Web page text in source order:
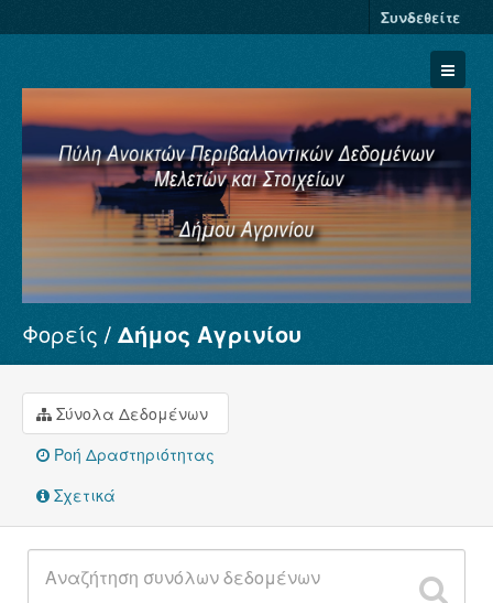
Συνδεθείτε
Σύνολα Δεδομένων
Φορείς
Ομάδες
Σχετικά
Φορείς Δήμος Αγρινίου
Σύνολα Δεδομένων
Ροή Δραστηριότητας
Σχετικά